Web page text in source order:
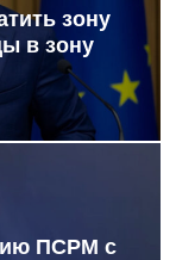
зону
в зону
ПСРМ с